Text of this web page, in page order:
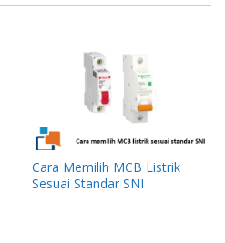
Cara Memilih MCB Listrik
Sesuai Standar SNI